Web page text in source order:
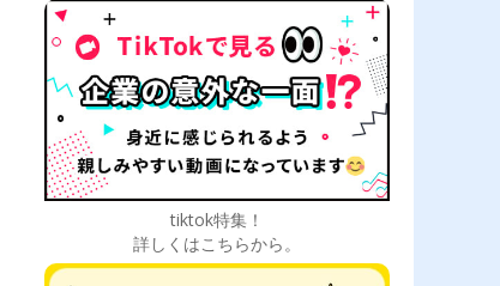
tiktok特集！
詳しくはこちらから。